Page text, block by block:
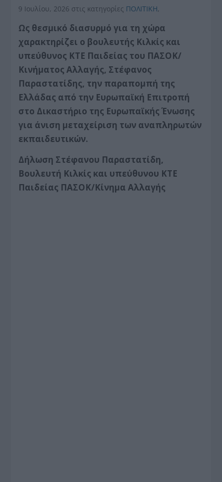
9 Ιουλίου, 2026 στις κατηγορίες ΠΟΛΙΤΙΚΗ,
Ως θεσμικό διασυρμό για τη χώρα
χαρακτηρίζει ο βουλευτής Κιλκίς και
υπεύθυνος ΚΤΕ Παιδείας του ΠΑΣΟΚ/
Κινήματος Αλλαγής, Στέφανος
Παραστατίδης, την παραπομπή της
Ελλάδας από την Ευρωπαϊκή Επιτροπή
στο Δικαστήριο της Ευρωπαϊκής Ένωσης
για άνιση μεταχείριση των αναπληρωτών
εκπαιδευτικών.
Δήλωση Στέφανου Παραστατίδη,
Βουλευτή Κιλκίς και υπεύθυνου ΚΤΕ
Παιδείας ΠΑΣΟΚ/Κίνημα Αλλαγής